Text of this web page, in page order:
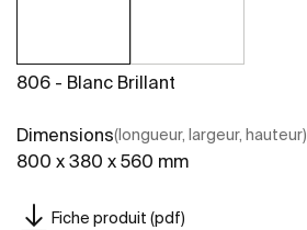
806 - Blanc Brillant
Dimensions(longueur, largeur, hauteur)
800 x 380 x 560 mm
Fiche produit (pdf)